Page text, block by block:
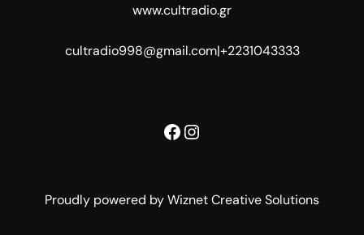
www.cultradio.gr
cultradio998@gmail.com|+2231043333
Facebook
Instagram
Proudly powered by Wiznet Creative Solutions